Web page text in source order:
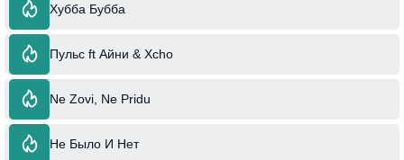
Хубба Бубба
Пульс ft Айни & Xcho
Ne Zovi, Ne Pridu
Не Было И Нет